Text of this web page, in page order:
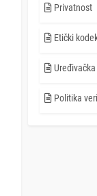
Privatnost
Etički
Politika